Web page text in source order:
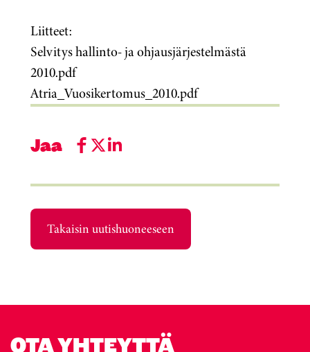
Liitteet:
Selvitys hallinto- ja ohjausjärjestelmästä
2010.pdf
Atria_Vuosikertomus_2010.pdf
Jaa
Takaisin uutishuoneeseen
OTA YHTEYTTÄ